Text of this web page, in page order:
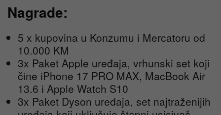
Nagrade:
5 x kupovina u Konzumu i Mercatoru od
10.000 KM
3x Paket Apple uređaja, vrhunski set koji
čine iPhone 17 PRO MAX, MacBook Air
13.6 i Apple Watch S10
3x Paket Dyson uređaja, set najtraženijih